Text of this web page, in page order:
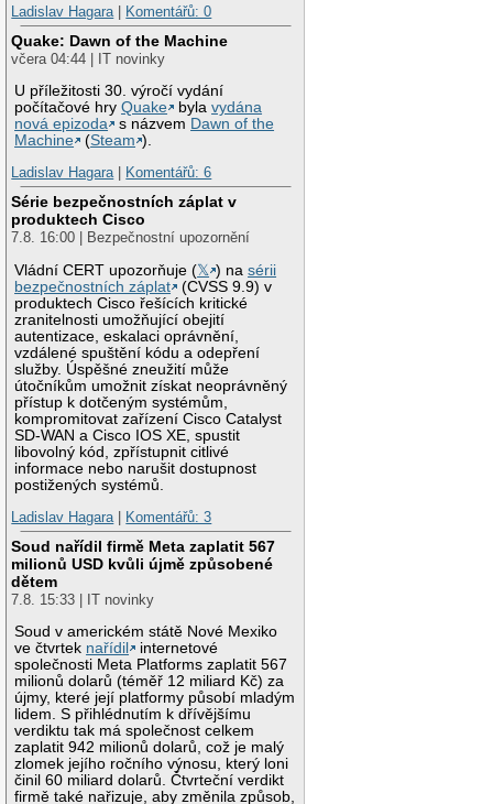
Ladislav Hagara| Komentářů: 0
Quake: Dawn of the Machine
včera 04:44 | IT novinky
U příležitosti 30. výročí vydání
počítačové hryQuake bylavydána
nová epizoda
s názvem Dawn of the
Machine
(Steam ).
Ladislav Hagara| Komentářů: 6
Série bezpečnostních záplat v
produktech Cisco
7.8. 16:00 | Bezpečnostní upozornění
Vládní CERT upozorňuje (𝕏 ) nasérii
bezpečnostních záplat
(CVSS 9.9) v
produktech Cisco řešících kritické
zranitelnosti umožňující obejití
autentizace, eskalaci oprávnění,
vzdálené spuštění kódu a odepření
služby. Úspěšné zneužití může
útočníkům umožnit získat neoprávněný
přístup k dotčeným systémům,
kompromitovat zařízení Cisco Catalyst
SD-WAN a Cisco IOS XE, spustit
libovolný kód, zpřístupnit citlivé
informace nebo narušit dostupnost
postižených systémů.
Ladislav Hagara| Komentářů: 3
Soud nařídil firmě Meta zaplatit 567
milionů USD kvůli újmě způsobené
dětem
7.8. 15:33 | IT novinky
Soud v americkém státě Nové Mexiko
ve čtvrtek nařídil
internetové
společnosti Meta Platforms zaplatit 567
milionů dolarů (téměř 12 miliard Kč) za
újmy, které její platformy působí mladým
lidem. S přihlédnutím k dřívějšímu
verdiktu tak má společnost celkem
zaplatit 942 milionů dolarů, což je malý
zlomek jejího ročního výnosu, který loni
činil 60 miliard dolarů. Čtvrteční verdikt
firmě také nařizuje, aby změnila způsob,